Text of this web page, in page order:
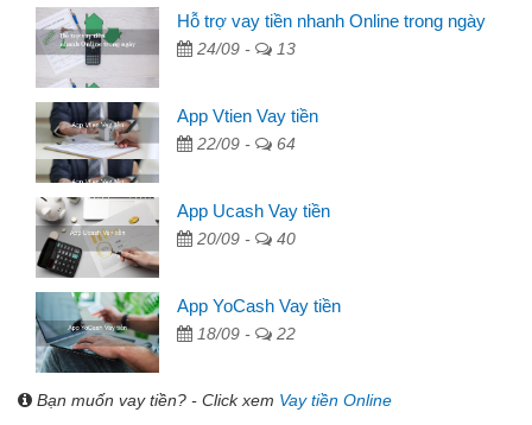
Hỗ trợ vay tiền nhanh Online trong ngày
24/09 - 13
App Vtien Vay tiền
22/09 - 64
App Ucash Vay tiền
20/09 - 40
App YoCash Vay tiền
18/09 - 22
Bạn muốn vay tiền? - Click xem Vay tiền Online